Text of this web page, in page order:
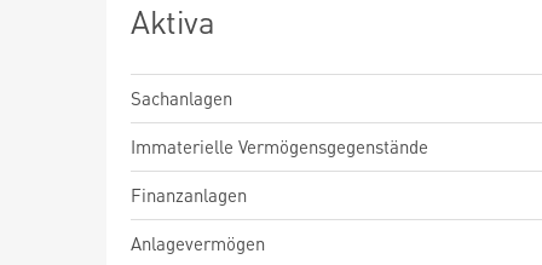
Aktiva
Sachanlagen
Immaterielle Vermögensgegenstände
Finanzanlagen
Anlagevermögen